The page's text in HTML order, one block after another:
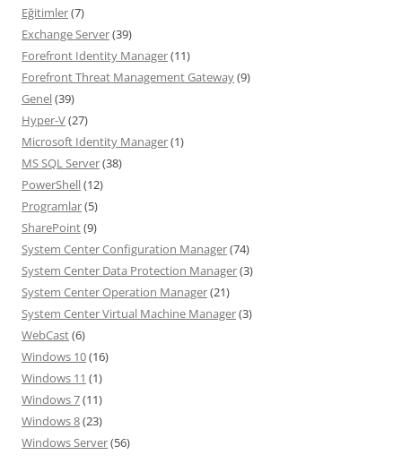
Eğitimler(7)
Exchange Server(39)
Forefront Identity Manager(11)
Forefront Threat Management Gateway(9)
Genel(39)
Hyper-V(27)
Microsoft Identity Manager(1)
MS SQL Server(38)
PowerShell(12)
Programlar(5)
SharePoint(9)
System Center Configuration Manager(74)
System Center Data Protection Manager(3)
System Center Operation Manager(21)
System Center Virtual Machine Manager(3)
WebCast(6)
Windows 10(16)
Windows 11 (1)
Windows 7(11)
Windows 8(23)
Windows Server(56)